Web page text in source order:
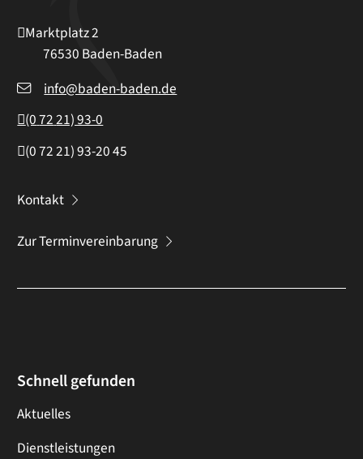
Marktplatz 2
76530 Baden-Baden
info@baden-baden.de
(07221) 93-0
(07221) 93-2045
Kontakt
Zur Terminvereinbarung
Schnell gefunden
Aktuelles
Dienstleistungen